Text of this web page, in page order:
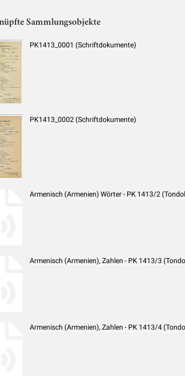
Sammlungsobjekte
PK1413_0001 (Schriftdokumente)
PK1413_0002 (Schriftdokumente)
Armenisch (Armenien) Wörter - PK 1413/2
Armenisch (Armenien), Zahlen - PK 1413/3
Armenisch (Armenien), Zahlen - PK 1413/4